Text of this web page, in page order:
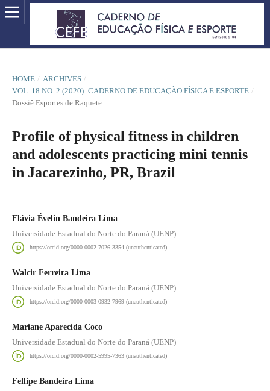
HOME / ARCHIVES /
VOL. 18 NO. 2 (2020): CADERNO DE EDUCAÇÃO FÍSICA E ESPORTE /
Dossiê Esportes de Raquete
Profile of physical fitness in children
and adolescents practicing mini tennis
in Jacarezinho, PR, Brazil
Flávia Évelin Bandeira Lima
Universidade Estadual do Norte do Paraná (UENP)
https://orcid.org/0000-0002-7026-3354 (unauthenticated)
Walcir Ferreira Lima
Universidade Estadual do Norte do Paraná (UENP)
https://orcid.org/0000-0003-0932-7969 (unauthenticated)
Mariane Aparecida Coco
Universidade Estadual do Norte do Paraná (UENP)
https://orcid.org/0000-0002-5995-7363 (unauthenticated)
Fellipe Bandeira Lima